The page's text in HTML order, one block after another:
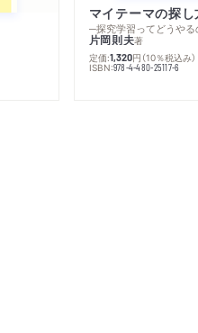
マイテーマの探し
─探究学習ってどうやる
片岡則夫著
定価:1,320円 （10％税込み）
ISBN:978-4-480-25117-6